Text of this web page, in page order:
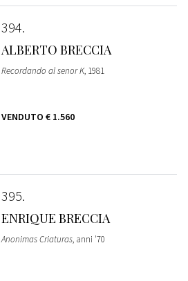
394
ALBERTO BRECCIA
Recordando al senor K, 1981
VENDUTO € 1.560
395
ENRIQUE BRECCIA
Anonimas Criaturas, anni '70